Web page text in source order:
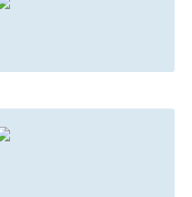
はどう対応する？
2022.08.31